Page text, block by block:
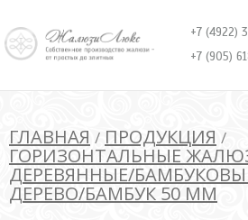
+7 (4922)
+7 (905)
ГЛАВНАЯ / ПРОДУКЦИЯ /
ГОРИЗОНТАЛЬНЫЕ
ДЕРЕВЯННЫЕ/
ДЕРЕВО/БАМБУК 50 ММ